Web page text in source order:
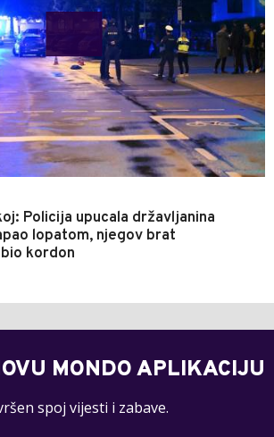
Policija upucala državljanina
lopatom, njegov brat
kordon
MONDO APLIKACIJU
spoj vijesti i zabave.